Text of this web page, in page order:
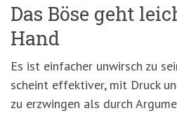
Das Böse geht
Hand
Es ist einfacher unwirsch zu
scheint effektiver, mit Druck
zu erzwingen als durch